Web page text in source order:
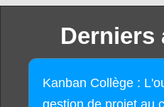
Derniers
Kanban Collège :